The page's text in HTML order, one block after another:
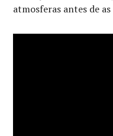
atmosferas antes de